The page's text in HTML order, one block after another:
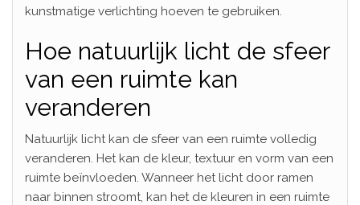
kunstmatige verlichting hoeven te gebruiken.
Hoe natuurlijk licht de sfeer
van een ruimte kan
veranderen
Natuurlijk licht kan de sfeer van een ruimte volledig
veranderen. Het kan de kleur, textuur en vorm van een
ruimte beïnvloeden. Wanneer het licht door ramen
naar binnen stroomt, kan het de kleuren in een ruimte